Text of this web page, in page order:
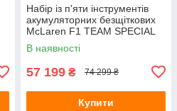
Набір із п'яти інструментів
акумуляторних безщіткових
McLaren F1 TEAM SPECIAL
EDITION DeWALT
DCK5222MP3T
В наявності
57 199 ₴ 74 299 ₴
Купити